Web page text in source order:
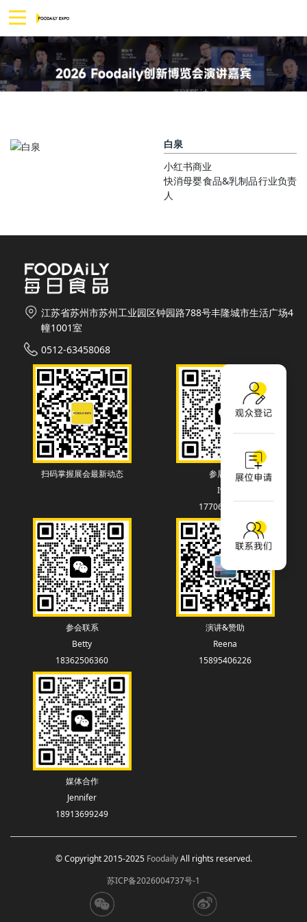
白泉
小红书商业
快消母婴食品&乳制品行业负责
人
江苏省苏州市苏州工业园区钟园路788号丰隆城市生活广场4
幢1001室
0512-63458068
扫码掌握展会最新动态
参展联系
Ivey
17706130838
参会联系
Betty
18362506360
演讲&赞助
Reena
15895406226
媒体合作
Jennifer
18913699249
© Copyright 2015-2025 FoodailyAll rights reserved.
苏ICP备2026004737号-1